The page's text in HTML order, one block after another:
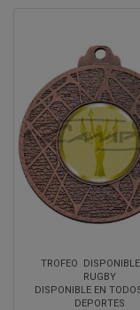
TROFEO
RUGBY
DISPONIBLE EN
DEPORTES